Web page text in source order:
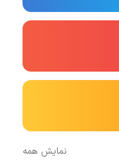
نمایش همه